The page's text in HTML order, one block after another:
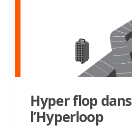
Hyper flop dans
l’Hyperloop